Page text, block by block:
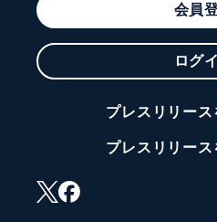
会員
ログ
プレスリリース
プレスリリース